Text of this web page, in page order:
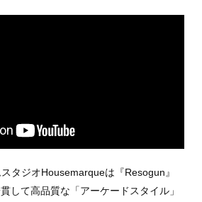
タジオHousemarqueは『Resogun』
して高品質な「アーケードスタイル」